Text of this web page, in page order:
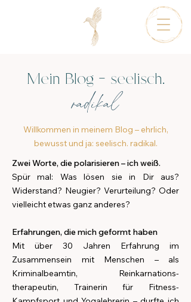
Mein Blog - seelisch.
radikal
Willkommen in meinem Blog – ehrlich,
bewusst und ja: seelisch. radikal.
Zwei Worte, die polarisieren – ich weiß.
Spür mal: Was lösen sie in Dir aus?
Widerstand? Neugier? Verurteilung? Oder
vielleicht etwas ganz anderes?
Erfahrungen, die mich geformt haben
Mit über 30 Jahren Erfahrung im
Zusammensein mit Menschen – als
Kriminalbeamtin, Reinkarnations-
therapeutin, Trainerin für Fitness-